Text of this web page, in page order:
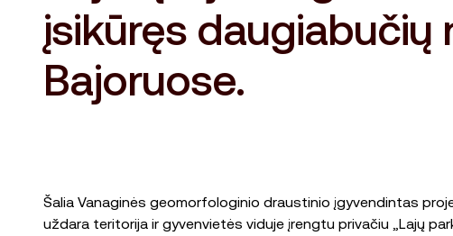
įsikūręs daugiabučių
Bajoruose.
Šalia Vanaginės geomorfologinio draustinio įgyvendintas
uždara teritorija ir gyvenvietės viduje įrengtu privačiu „Lajų